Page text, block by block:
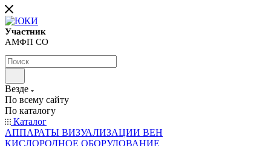
Участник
АМФП СО
Везде
По всему сайту
По каталогу
Каталог
АППАРАТЫ ВИЗУАЛИЗАЦИИ ВЕН
КИСЛОРОДНОЕ ОБОРУДОВАНИЕ